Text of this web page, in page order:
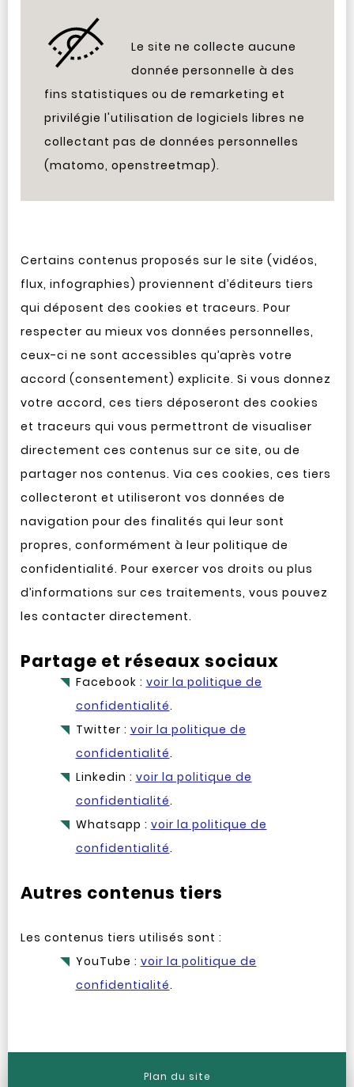
Le site ne collecte aucune
donnée personnelle à des
fins statistiques ou de remarketing et
privilégie l'utilisation de logiciels libres ne
collectant pas de données personnelles
(matomo, openstreetmap).
Certains contenus proposés sur le site (vidéos,
flux, infographies) proviennent d’éditeurs tiers
qui déposent des cookies et traceurs. Pour
respecter au mieux vos données personnelles,
ceux-ci ne sont accessibles qu’après votre
accord (consentement) explicite. Si vous donnez
votre accord, ces tiers déposeront des cookies
et traceurs qui vous permettront de visualiser
directement ces contenus sur ce site, ou de
partager nos contenus. Via ces cookies, ces tiers
collecteront et utiliseront vos données de
navigation pour des finalités qui leur sont
propres, conformément à leur politique de
confidentialité. Pour exercer vos droits ou plus
d’informations sur ces traitements, vous pouvez
les contacter directement.
Partage et réseaux sociaux
Facebook : voir la politique de
confidentialité.
Twitter : voir la politique de
confidentialité.
Linkedin : voir la politique de
confidentialité.
Whatsapp : voir la politique de
confidentialité.
Autres contenus tiers
Les contenus tiers utilisés sont :
YouTube : voir la politique de
confidentialité.
Plan du site